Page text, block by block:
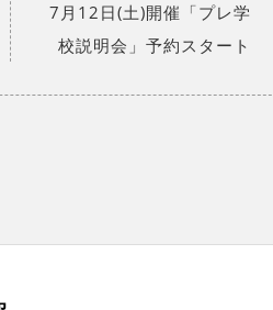
7月12日(土)開催「プレ学
校説明会」予約スタート